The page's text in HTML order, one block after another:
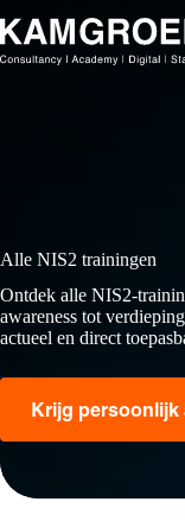
naar
de
Alle NIS2 trainingen
Ontdek alle NIS2-
awareness tot
actueel en direct
Krijg persoonlijk